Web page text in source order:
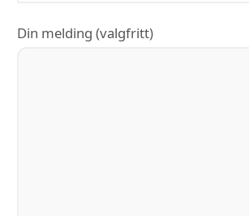
Din melding (valgfritt)